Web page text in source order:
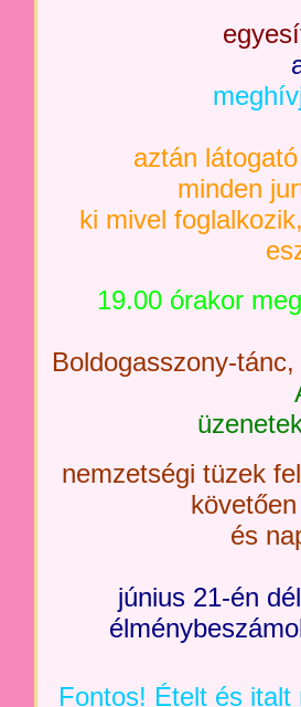
aztán
minden
ki mivel
19.00 órakor
Boldogasszony-
nemzetségi tüzek
és
június 21-én
Fontos! Ételt és italt